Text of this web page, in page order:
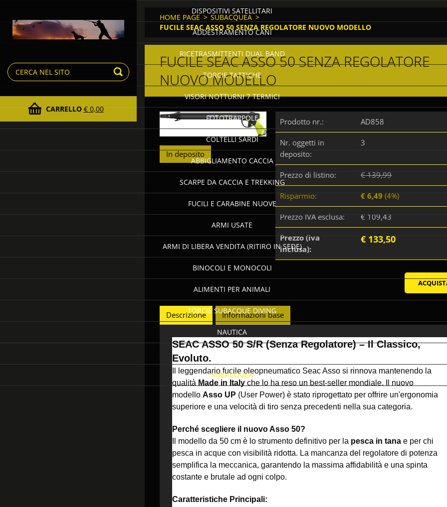
CARRELLO € 0,00
HOME PAGE > SUBACQUEA >
FUCILE SEAC ASSO 50 SENZA REGOLATORE NUOVO MODELLO
FUCILE SEAC ASSO 50 SENZA REGOLATORE
NUOVO MODELLO
In deposito
Prodotto nr.: AD858
Nr. oggetti in
deposito:
3
Prezzo di listino: € 139,99
Risparmio: € 6,49 (4%)
Prezzo IVA esclusa: € 109,43
Prezzo (iva
inclusa):
€ 133,50
Descrizione Informazioni base
SEAC ASSO 50 S/R (Senza Regolatore) – Il Classico,
Evoluto.
Il leggendario fucile oleopneumatico Seac Asso si rinnova mantenendo la
qualità Made in Italy che lo ha reso un best-seller mondiale. Il nuovo
modello Asso UP (User Power) è stato riprogettato per offrire un'ergonomia
superiore e una velocità di tiro senza precedenti nella sua categoria.
Perché scegliere il nuovo Asso 50?
Il modello da 50 cm è lo strumento definitivo per la pesca in tana e per chi
pesca in acque con visibilità ridotta. La mancanza del regolatore di potenza
semplifica la meccanica, garantendo la massima affidabilità e una spinta
costante e brutale ad ogni colpo.
Caratteristiche Principali:
DISPOSITIVI SATELLITARI
ADDESTRAMENTO CANI
RICETRASMITTENTI DUAL BAND
TORCIE TATTICHE
VISORI NOTTURNI 7 TERMICI
FOTOTRAPPOLE
COLTELLI SARDI
ABBIGLIAMENTO CACCIA
SCARPE DA CACCIA E TREKKING
FUCILI E CARABINE NUOVE
ARMI USATE
ARMI DI LIBERA VENDITA (RITIRO IN SEDE)
BINOCOLI E MONOCOLI
ALIMENTI PER ANIMALI
TORCIE SUBACQUE DIVING
NAUTICA
SUBACQUEA